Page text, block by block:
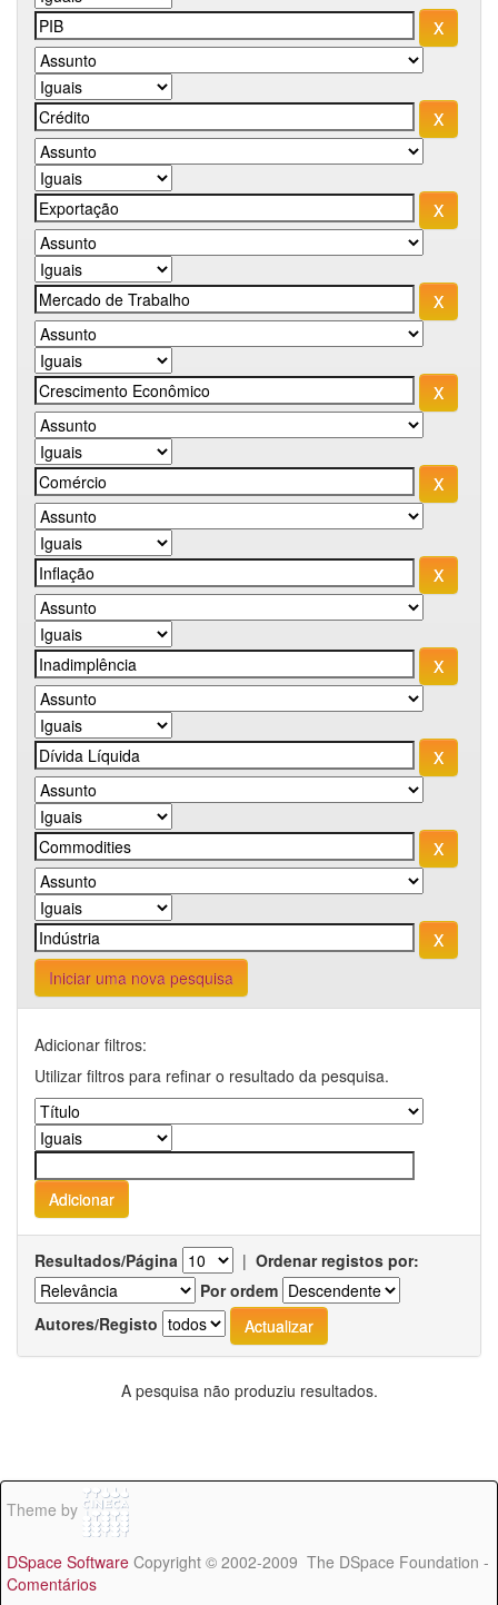
Iniciar uma nova pesquisa
Adicionar filtros:
Utilizar filtros para refinar o resultado da pesquisa.
Resultados/Página | Ordenar registos por:
Por ordem
Autores/Registo
A pesquisa não produziu resultados.
Theme by
DSpace Software Copyright © 2002-2009 The DSpace Foundation -
Comentários